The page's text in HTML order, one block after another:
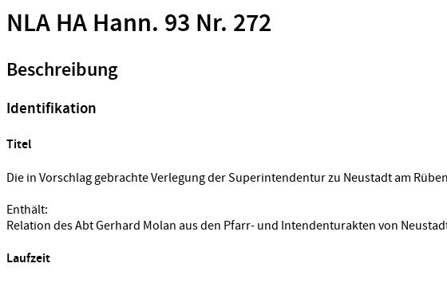
NLA HA Hann. 93 Nr. 272
Beschreibung
Identifikation
Titel
Die in Vorschlag gebrachte Verlegung der Superintendentur zu Neustadt am
Enthält:
Relation des Abt Gerhard Molan aus den Pfarr- und Intendenturakten von
Laufzeit